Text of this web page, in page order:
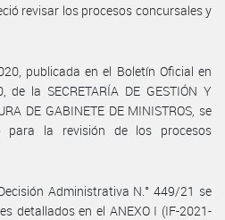
revisar los procesos concursales y
publicada en el Boletín Oficial en
la SECRETARÍA DE GESTIÓN Y
DE GABINETE DE MINISTROS, se
para la revisión de los procesos
Administrativa N.° 449/21 se
detallados en el ANEXO I (IF-2021-